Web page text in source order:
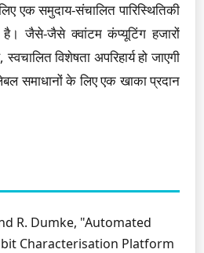
एक समुदाय-संचालित पारिस्थितिकी
जैसे-जैसे क्वांटम कंप्यूटिंग हजारों
विशेषता अपरिहार्य हो जाएगी
समाधानों के लिए एक खाका प्रदान
R. Dumke, "Automated
Characterisation Platform